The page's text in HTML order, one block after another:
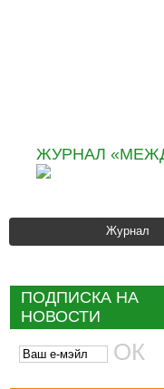
ЖУРНАЛ
Журнал
ПОДПИСКА НА
НОВОСТИ